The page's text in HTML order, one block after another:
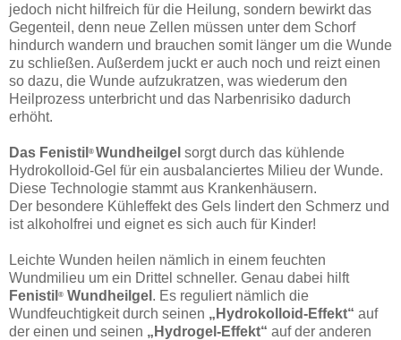
jedoch nicht hilfreich für die Heilung, sondern bewirkt das
Gegenteil, denn neue Zellen müssen unter dem Schorf
hindurch wandern und brauchen somit länger um die Wunde
zu schließen. Außerdem juckt er auch noch und reizt einen
so dazu, die Wunde aufzukratzen, was wiederum den
Heilprozess unterbricht und das Narbenrisiko dadurch
erhöht.
Das Fenistil ® Wundheilgel sorgt durch das kühlende
Hydrokolloid-Gel für ein ausbalanciertes Milieu der Wunde.
Diese Technologie stammt aus Krankenhäusern.
Der besondere Kühleffekt des Gels lindert den Schmerz und
ist alkoholfrei und eignet es sich auch für Kinder!
Leichte Wunden heilen nämlich in einem feuchten
Wundmilieu um ein Drittel schneller. Genau dabei hilft
Fenistil ® Wundheilgel . Es reguliert nämlich die
Wundfeuchtigkeit durch seinen „Hydrokolloid-Effekt“ auf
der einen und seinen „Hydrogel-Effekt“ auf der anderen